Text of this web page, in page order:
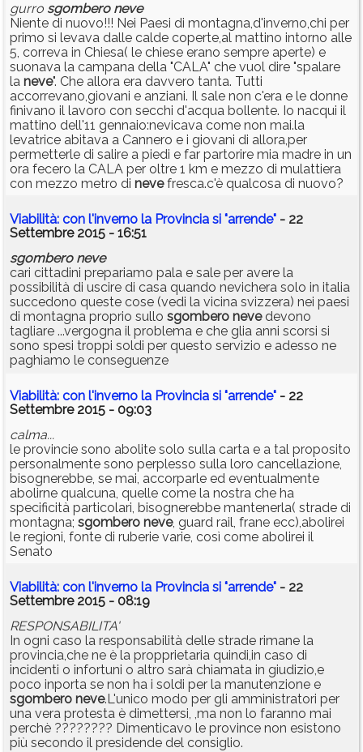
gurro sgombero neve
Niente di nuovo!!! Nei Paesi di montagna,d'inverno,chi per
primo si levava dalle calde coperte,al mattino intorno alle
5, correva in Chiesa( le chiese erano sempre aperte) e
suonava la campana della "CALA" che vuol dire "spalare
la neve". Che allora era davvero tanta. Tutti
accorrevano,giovani e anziani. Il sale non c'era e le donne
finivano il lavoro con secchi d'acqua bollente. Io nacqui il
mattino dell'11 gennaio:nevicava come non mai.la
levatrice abitava a Cannero e i giovani di allora,per
permetterle di salire a piedi e far partorire mia madre in un
ora fecero la CALA per oltre 1 km e mezzo di mulattiera
con mezzo metro di nevefresca.c'è qualcosa di nuovo?
Viabilità: con l'inverno la Provincia si "arrende" - 22
Settembre 2015 - 16:51
sgombero neve
cari cittadini prepariamo pala e sale per avere la
possibilità di uscire di casa quando nevichera solo in italia
succedono queste cose (vedi la vicina svizzera) nei paesi
di montagna proprio sullo sgombero nevedevono
tagliare ...vergogna il problema e che glia anni scorsi si
sono spesi troppi soldi per questo servizio e adesso ne
paghiamo le conseguenze
Viabilità: con l'inverno la Provincia si "arrende" - 22
Settembre 2015 - 09:03
calma...
le provincie sono abolite solo sulla carta e a tal proposito
personalmente sono perplesso sulla loro cancellazione,
bisognerebbe, se mai, accorparle ed eventualmente
abolirne qualcuna, quelle come la nostra che ha
specificità particolari, bisognerebbe mantenerla( strade di
montagna; sgombero neve, guard rail, frane ecc),abolirei
le regioni, fonte di ruberie varie, così come abolirei il
Senato
Viabilità: con l'inverno la Provincia si "arrende" - 22
Settembre 2015 - 08:19
RESPONSABILITA'
In ogni caso la responsabilità delle strade rimane la
provincia,che ne è la propprietaria quindi,in caso di
incidenti o infortuni o altro sarà chiamata in giudizio,e
poco inporta se non ha i soldi per la manutenzione e
sgombero neve.L'unico modo per gli amministratori per
una vera protesta è dimettersi, ,ma non lo faranno mai
perchè ???????? Dimenticavo le province non esistono
più secondo il presidende del consiglio.